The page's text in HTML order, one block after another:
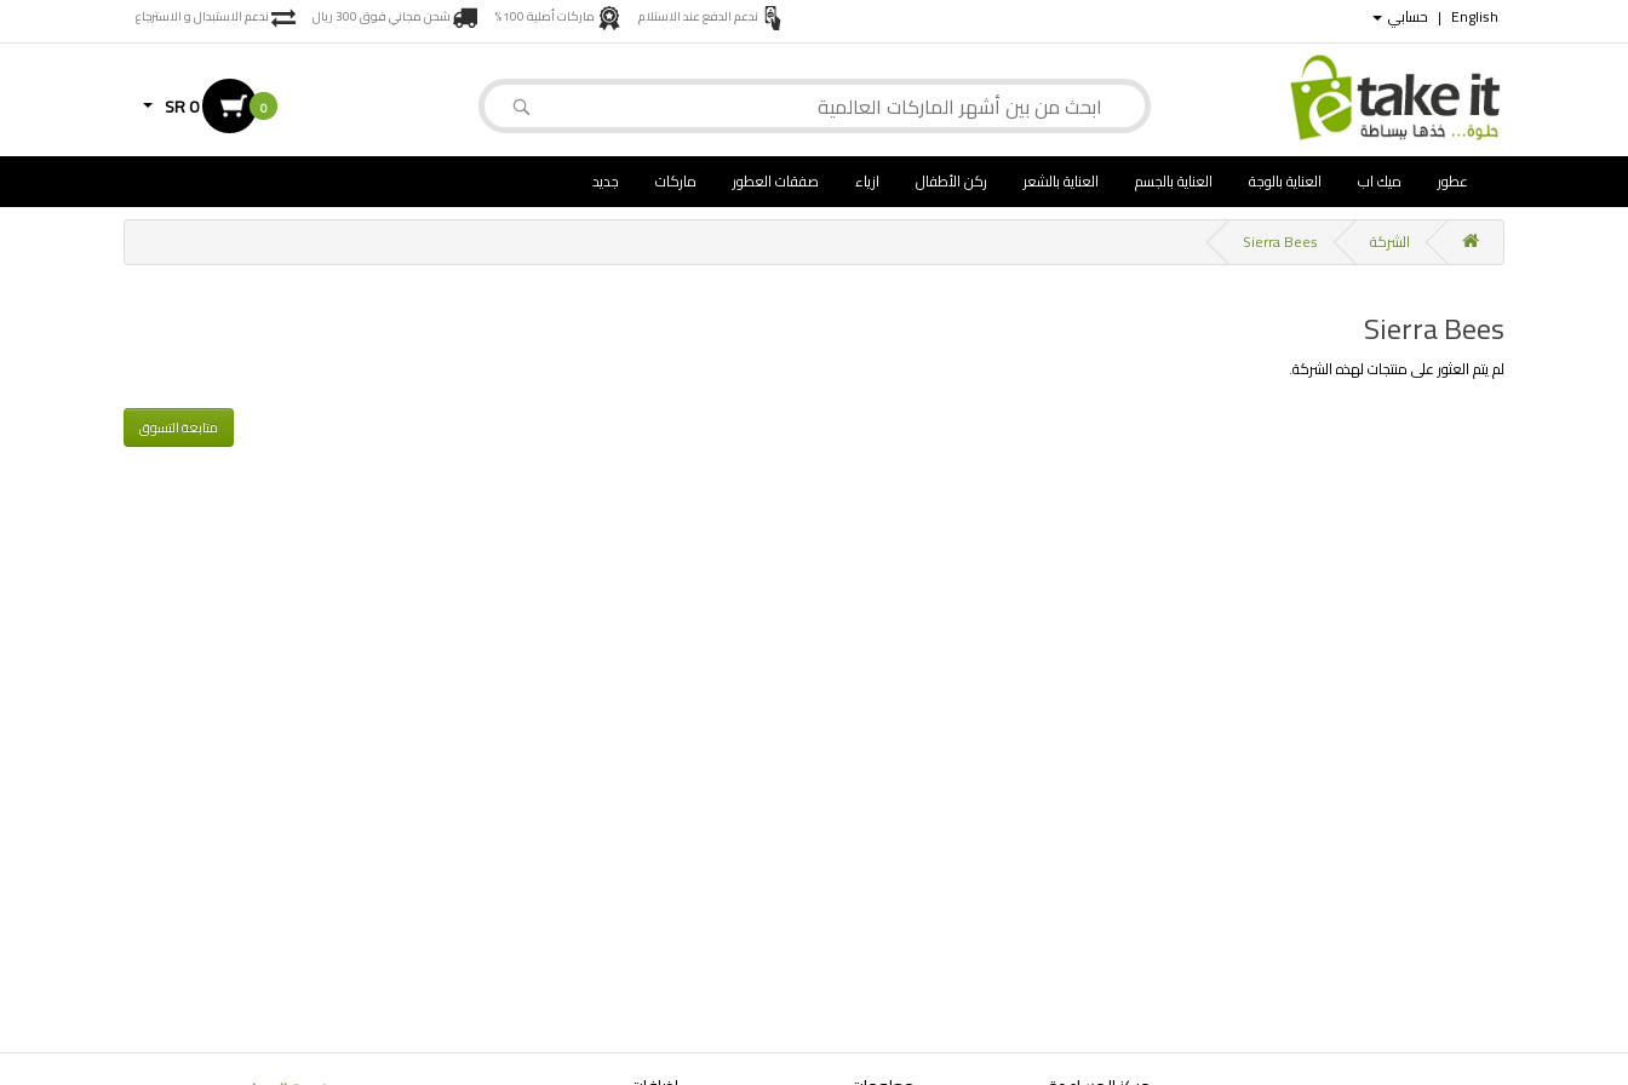
English
| حسابي ندعم الدفع عند الاستلام ماركات أصلية 100% شحن مجاني فوق 300 ريال ندعم الاستبدال و الاسترجاع
0
SR 0
عطور ميك اب العناية بالوجة العناية بالجسم العناية بالشعر ركن الأطفال ازياء صفقات العطور ماركات جديد
الشركة Sierra Bees
Sierra Bees
لم يتم العثور على منتجات لهذه الشركة.
متابعة التسوق